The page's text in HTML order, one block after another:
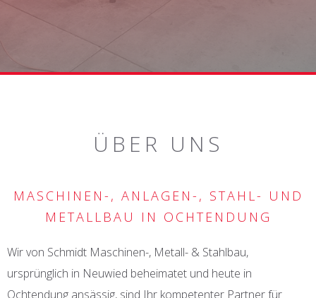
ÜBER UNS
MASCHINEN-, ANLAGEN-, STAHL- UND
METALLBAU IN OCHTENDUNG
Wir von Schmidt Maschinen-, Metall- & Stahlbau,
ursprünglich in Neuwied beheimatet und heute in
Ochtendung ansässig, sind Ihr kompetenter Partner für